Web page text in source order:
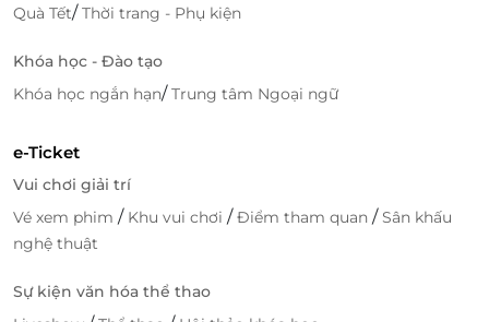
Quà Tết/Thời trang - Phụ kiện
Khóa học - Đào tạo
Khóa học ngắn hạn/Trung tâm Ngoại ngữ
e-Ticket
Vui chơi giải trí
Vé xem phim / Khu vui chơi /Điểm tham quan /Sân khấu
nghệ thuật
Sự kiện văn hóa thể thao